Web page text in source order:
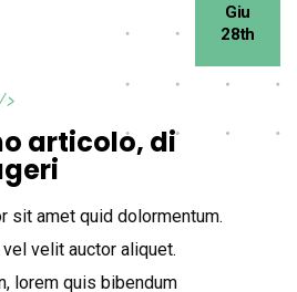
Giu
28th
>
articolo, di
sit amet quid dolormentum.
velit auctor aliquet.
lorem quis bibendum